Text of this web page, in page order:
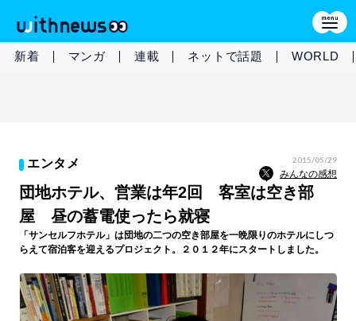
新着 マンガ 連載 ネットで話題 WORLD
エンタメ 2015/05/29
みんなの感想
団地ホテル、営業は年2回 客室は空き部
屋 昼の蓄電使ったら就寝
「サンセルフホテル」は団地の二つの空き部屋を一晩限りのホテルにしつ
らえて宿泊客を迎えるプロジェクト。２０１２年にスタートしました。